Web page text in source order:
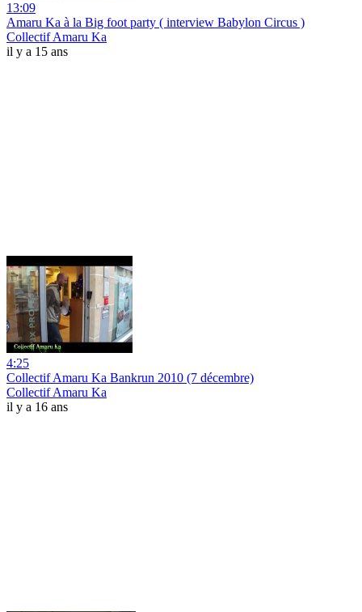
13:09
Amaru Ka à la Big foot party ( interview Babylon Circus )
Collectif Amaru Ka
il y a 15 ans
4:25
Collectif Amaru Ka Bankrun 2010 (7 décembre)
Collectif Amaru Ka
il y a 16 ans